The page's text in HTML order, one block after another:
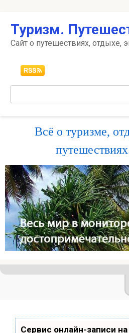
контенту
Туризм.
Сайт о путешествиях, отдыхе,
Всё о туризме,
Сервис онлайн-записи